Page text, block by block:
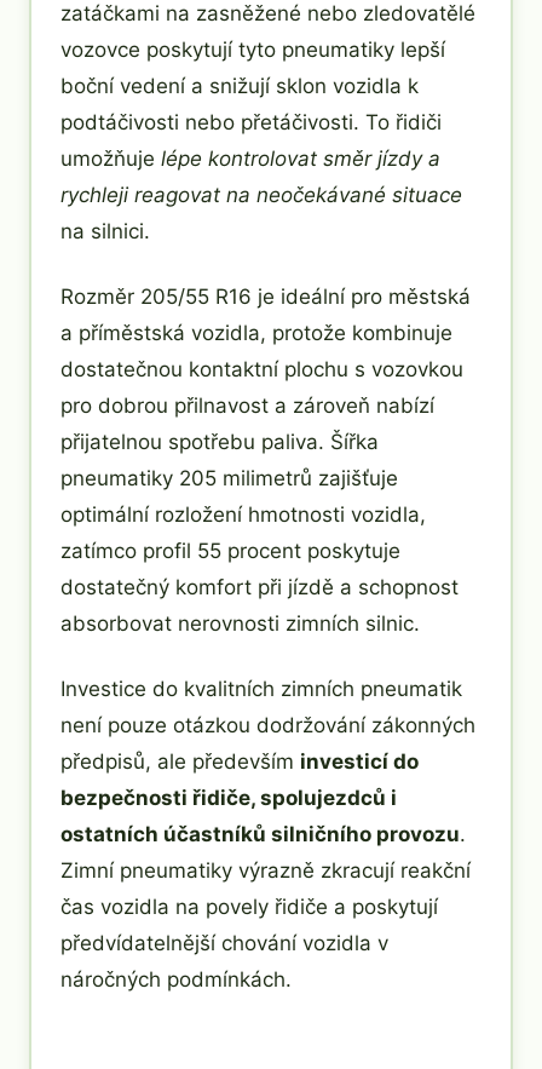
zatáčkami na zasněžené nebo zledovatělé
vozovce poskytují tyto pneumatiky lepší
boční vedení a snižují sklon vozidla k
podtáčivosti nebo přetáčivosti. To řidiči
umožňuje lépe kontrolovat směr jízdy a
rychleji reagovat na neočekávané situace
na silnici.
Rozměr 205/55 R16 je ideální pro městská
a příměstská vozidla, protože kombinuje
dostatečnou kontaktní plochu s vozovkou
pro dobrou přilnavost a zároveň nabízí
přijatelnou spotřebu paliva. Šířka
pneumatiky 205 milimetrů zajišťuje
optimální rozložení hmotnosti vozidla,
zatímco profil 55 procent poskytuje
dostatečný komfort při jízdě a schopnost
absorbovat nerovnosti zimních silnic.
Investice do kvalitních zimních pneumatik
není pouze otázkou dodržování zákonných
předpisů, ale především investicí do
bezpečnosti řidiče, spolujezdců i
ostatních účastníků silničního provozu.
Zimní pneumatiky výrazně zkracují reakční
čas vozidla na povely řidiče a poskytují
předvídatelnější chování vozidla v
náročných podmínkách.